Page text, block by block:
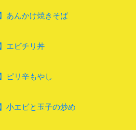
あんかけ焼きそば
エビチリ丼
ピリ辛もやし
小エビと玉子の炒め